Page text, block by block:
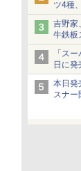
ツ4種
吉野家
牛鉄板
「ス
日に
発売か
本日発
スナー